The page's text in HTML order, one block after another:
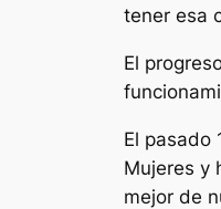
tener esa
El
El pasado
Mujeres y
mejor de